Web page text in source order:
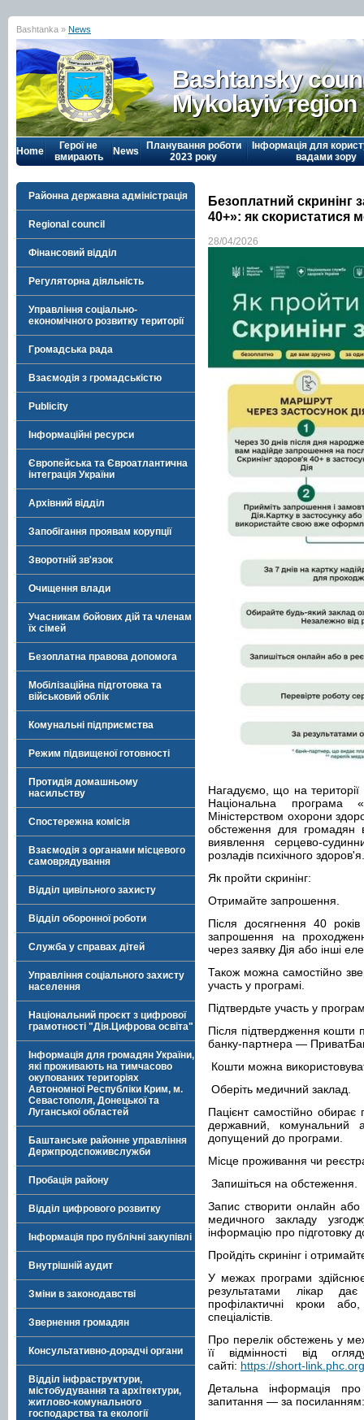
Bashtanka » News
Bashtansky
Mykolayiv region
Home
Герої не
вмирають
News
Планування роботи
2023 року
Інформація для
вадами зору
Районна державна адміністрація
Regional council
Фінансовий відділ
Регуляторна діяльність
Управління соціально-
економічного розвитку території
Громадська рада
Взаємодія з громадськістю
Publicity
Інформаційні ресурси
Європейська та Євроатлантична
інтеграція України
Архівний відділ
Запобігання проявам корупції
Зворотній зв'язок
Очищення влади
Учасникам бойових дій та членам
їх сімей
Безоплатна правова допомога
Мобілізаційна підготовка та
військовий облік
Комунальні підприємства
Режим підвищеної готовності
Протидія домашньому
насильству
Спостережна комісія
Взаємодія з органами місцевого
самоврядування
Відділ цивільного захисту
Відділ оборонної роботи
Служба у справах дітей
Управління соціального захисту
населення
Національний проєкт з цифрової
грамотності "Дія.Цифрова освіта"
Інформація для громадян України,
які проживають на тимчасово
окупованих територіях
Автономної Республіки Крим, м.
Севастополя, Донецької та
Луганської областей
Баштанське районне управління
Держпродспоживслужби
Пробація району
Відділ цифрового розвитку
Інформація про публічні закупівлі
Внутрішній аудит
Зміни в законодавстві
Звернення громадян
Консультативно-дорадчі органи
Відділ інфраструктури,
містобудування та архітектури,
житлово-комунального
господарства та екології
Безоплатний скринінг
40+»: як скористатися
28/04/2026
Нагадуємо, що на території
Національна програма
Міністерством охорони
обстеження для громадян
виявлення серцево-
розладів психічного здоров'я.
Як пройти скринінг:
Отримайте запрошення.
Після досягнення 40
запрошення на
через заявку Дія або інші
Також можна самостійно
участь у програмі.
Підтвердьте участь у
Після підтвердження кошти
банку-партнера —
Кошти можна
Оберіть медичний заклад.
Пацієнт самостійно
державний, комунальний
допущений до програми.
Місце проживання чи
Запишіться на обстеження.
Запис створити онлайн або
медичного закладу
інформацію про підготовку
Пройдіть скринінг і
У межах програми
результатами лікар
профілактичні кроки
спеціалістів.
Про перелік обстежень у
її відмінності від
сайті: https://short-
Детальна інформація
запитання — за